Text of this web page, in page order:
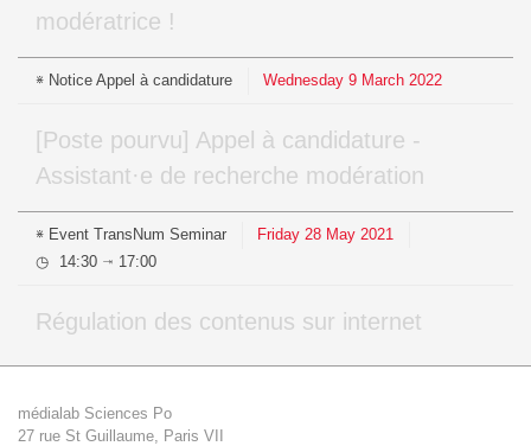
modératrice !
Notice Appel à candidature Wednesday 9 March 2022
[Poste pourvu] Appel à candidature -
Assistant·e de recherche modération
Event TransNum Seminar Friday 28 May 2021
14:30 ⇥ 17:00
Régulation des contenus sur internet
médialab Sciences Po
27 rue St Guillaume, Paris VII